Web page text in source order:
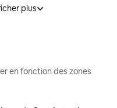
plus
en fonction des zones